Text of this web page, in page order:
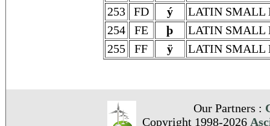
253
FD ý
LATIN SMALL
254
FE þ
LATIN SMALL
255
FF ÿ LATIN SMALL
Our Partners :
Copyright 1998-2026